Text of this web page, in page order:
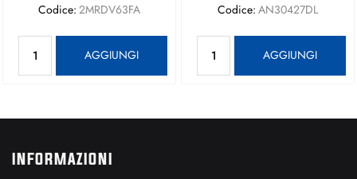
Codice: 2MRDV63FA
AGGIUNGI
Codice: AN30427DL
AGGIUNGI
INFORMAZIONI